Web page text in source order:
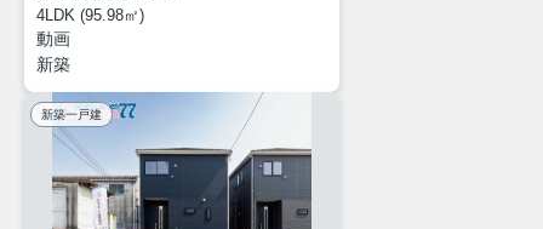
4LDK (95.98㎡)
動画
新築
新築一戸建